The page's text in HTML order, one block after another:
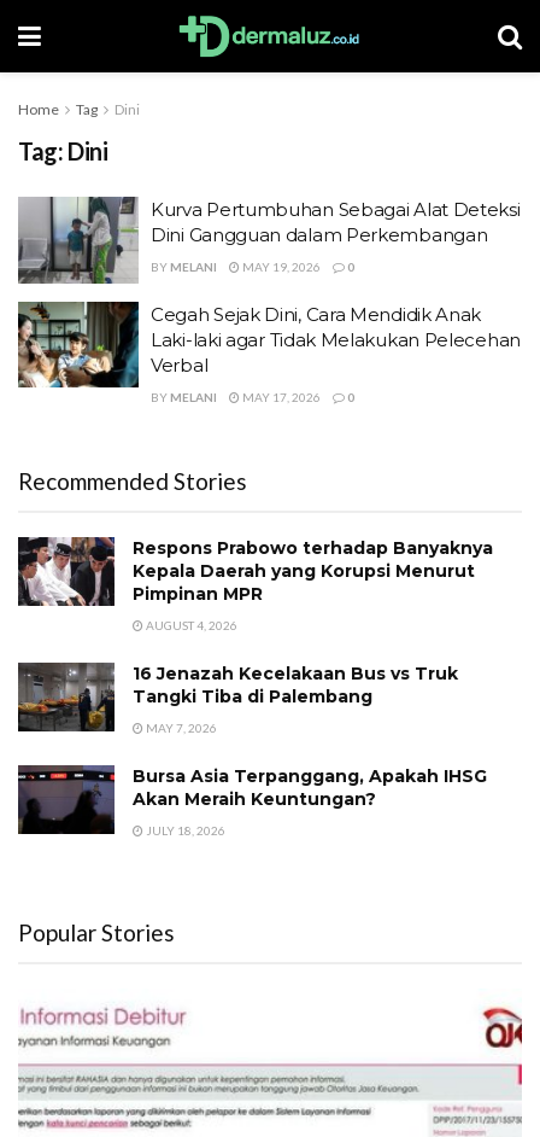
Home Tag Dini
Tag: Dini
Kurva Pertumbuhan Sebagai Alat Deteksi
Dini Gangguan dalam Perkembangan
BY MELANI MAY 19, 2026 0
Cegah Sejak Dini, Cara Mendidik Anak
Laki-laki agar Tidak Melakukan Pelecehan
Verbal
BY MELANI MAY 17, 2026 0
Recommended Stories
Respons Prabowo terhadap Banyaknya
Kepala Daerah yang Korupsi Menurut
Pimpinan MPR
AUGUST 4, 2026
16 Jenazah Kecelakaan Bus vs Truk
Tangki Tiba di Palembang
MAY 7, 2026
Bursa Asia Terpanggang, Apakah IHSG
Akan Meraih Keuntungan?
JULY 18, 2026
Popular Stories